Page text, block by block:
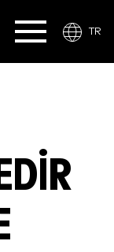
TR